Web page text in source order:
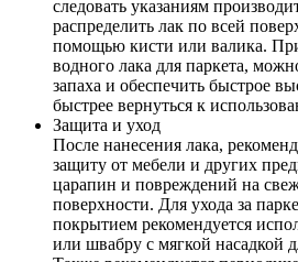
следовать указаниям
распределить лак по всей
помощью кисти или валика.
водного лака для паркета,
запаха и обеспечить быстрое
быстрее вернуться к
Защита и уход
После нанесения лака,
защиту от мебели и других
царапин и повреждений на
поверхности. Для ухода за
покрытием рекомендуется
или швабру с мягкой насадкой